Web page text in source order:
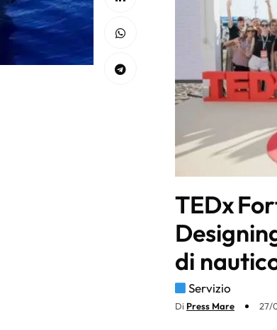
TEDx
di
Servizio
Di Press Mare 27/